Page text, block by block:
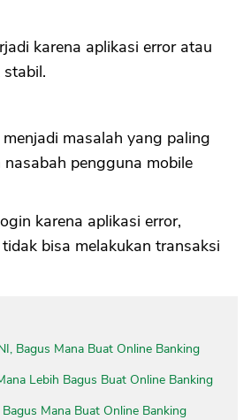
karena aplikasi error atau
masalah yang paling
pengguna mobile
karena aplikasi error,
bisa melakukan transaksi
Bagus Mana Buat Online Banking
Lebih Bagus Buat Online Banking
Mana Buat Online Banking